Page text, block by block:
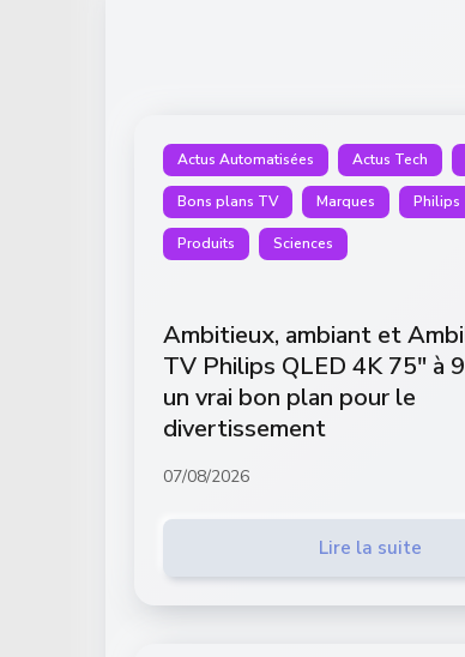
Actus Automatisées Actus Tech
Bons plans TV Marques Philips
Produits Sciences
Ambitieux, ambiant et
TV Philips QLED 4K 75″ à
un vrai bon plan pour le
divertissement
07/08/2026
Lire la suite